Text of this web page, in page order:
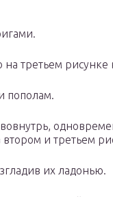
на третьем
пополам.
и третьем
их ладонью.